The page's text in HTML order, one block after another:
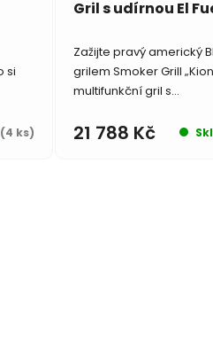
(4 ks)
si
Gril s udírnou El
21 788 Kč
Zažijte pravý americký
grilem Smoker Grill
multifunkční gril s...